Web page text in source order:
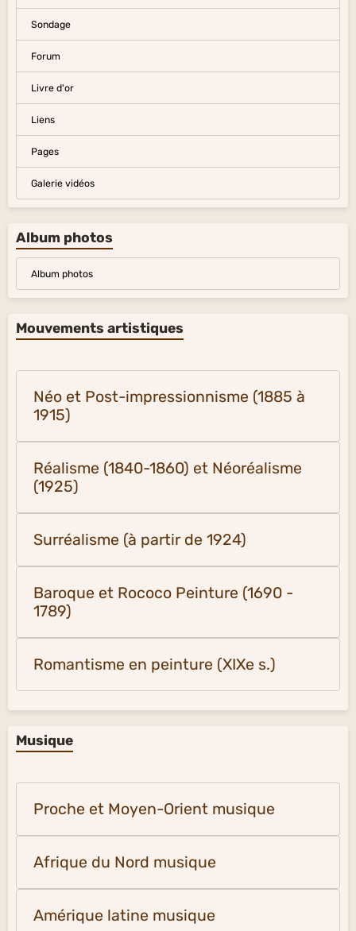
Sondage
Forum
Livre d'or
Liens
Pages
Galerie vidéos
Album photos
Album photos
Mouvements artistiques
Néo et Post-impressionnisme (1885 à
1915)
Réalisme (1840-1860) et Néoréalisme
(1925)
Surréalisme (à partir de 1924)
Baroque et Rococo Peinture (1690 -
1789)
Romantisme en peinture (XIXe s.)
Musique
Proche et Moyen-Orient musique
Afrique du Nord musique
Amérique latine musique